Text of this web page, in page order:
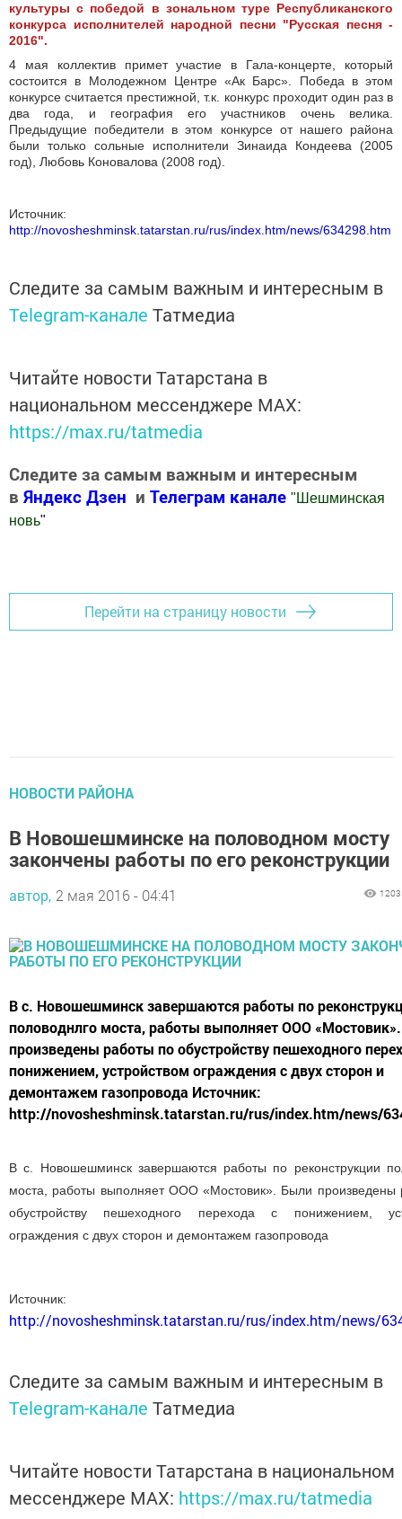
культуры с победой в зональном туре Республиканского
конкурса исполнителей народной песни "Русская песня -
2016".
4 мая коллектив примет участие в Гала-концерте, который
состоится в Молодежном Центре «Ак Барс». Победа в этом
конкурсе считается престижной, т.к. конкурс проходит один раз в
два года, и география его участников очень велика.
Предыдущие победители в этом конкурсе от нашего района
были только сольные исполнители Зинаида Кондеева (2005
год), Любовь Коновалова (2008 год).
Источник:
http://novosheshminsk.tatarstan.ru/rus/index.htm/news/634298.htm
Следите за самым важным и интересным в
Telegram-канале Татмедиа
Читайте новости Татарстана в
национальном мессенджере MАХ:
https://max.ru/tatmedia
Следите за самым важным и интересным
в Яндекс Дзен и Телеграм канале " Шешминская
новь"
Перейти на страницу новости
НОВОСТИ РАЙОНА
В Новошешминске на половодном мосту
закончены работы по его реконструкции
автор, 2 мая 2016 - 04:41 1203
В с. Новошешминск завершаются работы по
половоднлго моста, работы выполняет ООО
произведены работы по обустройству пешеходного
понижением, устройством ограждения с двух сторон и
демонтажем газопровода Источник:
http://novosheshminsk.tatarstan.ru/rus/index.htm/news/
В с. Новошешминск завершаются работы по реконструкции
моста, работы выполняет ООО «Мостовик». Были произведены
обустройству пешеходного перехода с понижением,
ограждения с двух сторон и демонтажем газопровода
Источник:
http://novosheshminsk.tatarstan.ru/rus/index.htm/news/
Следите за самым важным и интересным в
Telegram-канале Татмедиа
Читайте новости Татарстана в национальном
мессенджере MАХ: https://max.ru/tatmedia